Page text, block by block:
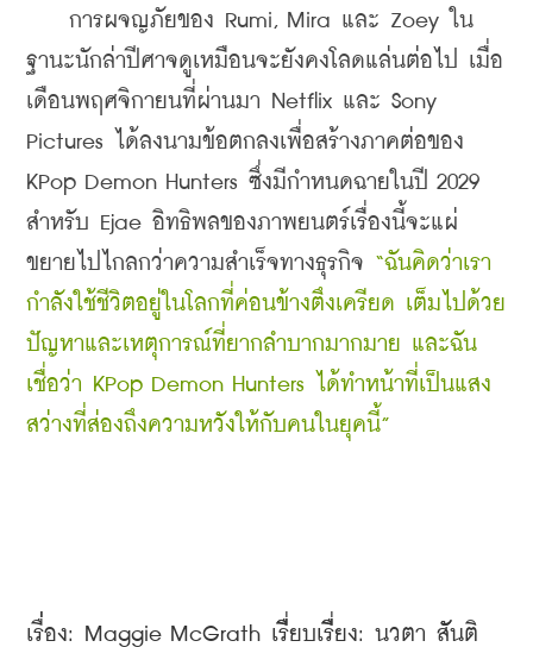
การผจญภัยของ Rumi, Mira และ Zoey ใน
ฐานะนักล่าปีศาจดูเหมือนจะยังคงโลดแล่นต่อไป เมื่อ
เดือนพฤศจิกายนที่ผ่านมา Netflix และ Sony
Pictures ได้ลงนามข้อตกลงเพื่อสร้างภาคต่อของ
KPop Demon Hunters ซึ่งมีกำหนดฉายในปี 2029
สำหรับ Ejae อิทธิพลของภาพยนตร์เรื่องนี้จะแผ่
ขยายไปไกลกว่าความสำเร็จทางธุรกิจ “ฉันคิดว่าเรา
กำลังใช้ชีวิตอยู่ในโลกที่ค่อนข้างตึงเครียด เต็มไปด้วย
ปัญหาและเหตุการณ์ที่ยากลำบากมากมาย และฉัน
เชื่อว่า KPop Demon Hunters ได้ทำหน้าที่เป็นแสง
สว่างที่ส่องถึงความหวังให้กับคนในยุคนี้”
เรื่่อง: Maggie McGrath เรื่ียบเรื่ียง: นวตา สัันติ